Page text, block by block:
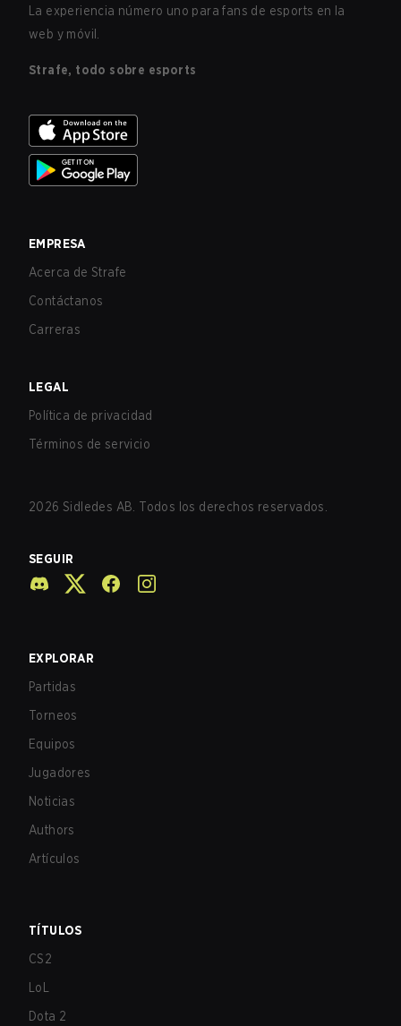
La experiencia número uno para fans de esports en la
web y móvil.
Strafe, todo sobre esports
EMPRESA
Acerca de Strafe
Contáctanos
Carreras
LEGAL
Política de privacidad
Términos de servicio
2026 Sidledes AB. Todos los derechos reservados.
SEGUIR
EXPLORAR
Partidas
Torneos
Equipos
Jugadores
Noticias
Authors
Artículos
TÍTULOS
CS2
LoL
Dota 2